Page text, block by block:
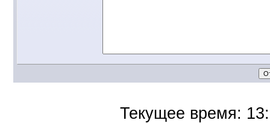
Текущее время: